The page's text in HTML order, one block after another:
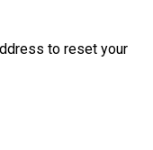
to reset your